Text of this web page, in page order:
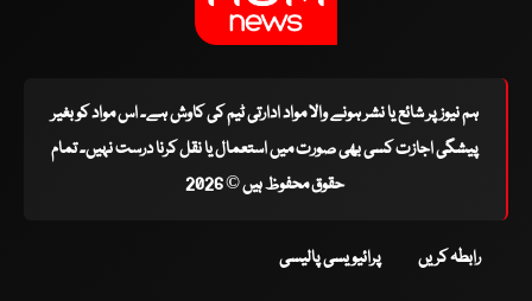
ہم نیوز پر شائع یا نشر ہونے والا مواد ادارتی ٹیم کی کاوش ہے۔ اس مواد کو بغیر
پیشگی اجازت کسی بھی صورت میں استعمال یا نقل کرنا درست نہیں۔ تمام
حقوق محفوظ ہیں © 2026
رابطہ کریں پرائیویسی پالیسی